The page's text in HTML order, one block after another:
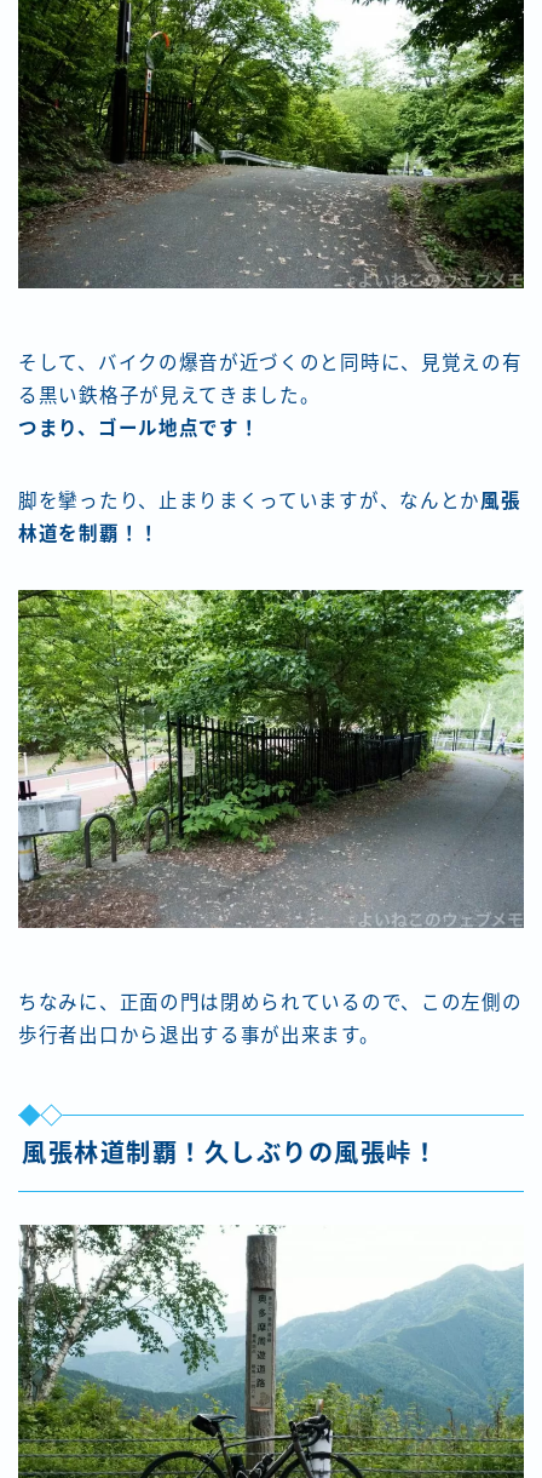
Follow Me
そして、バイクの爆音が近づくのと同時に、見覚えの有
る黒い鉄格子が見えてきました。
つまり、ゴール地点です！
脚を攣ったり、止まりまくっていますが、なんとか風張
林道を制覇！！
ちなみに、正面の門は閉められているので、この左側の
歩行者出口から退出する事が出来ます。
風張林道制覇！久しぶりの風張峠！